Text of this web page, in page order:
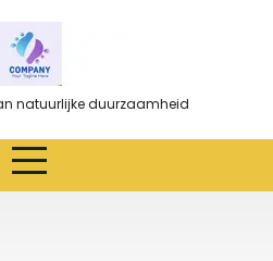
natuurlijke duurzaamheid